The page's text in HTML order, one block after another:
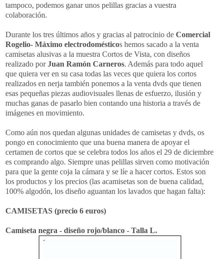
tampoco, podemos ganar unos pelillas gracias a vuestra
colaboración.
Durante los tres últimos años y gracias al patrocinio de Comercial
Rogelio- Máximo electrodomésticos hemos sacado a la venta
camisetas alusivas a la muestra Cortos de Vista, con diseños
realizado porJuan Ramón Carneros. Además para todo aquel
que quiera ver en su casa todas las veces que quiera los cortos
realizados en nerja también ponemos a la venta dvds que tienen
esas pequeñas piezas audiovisuales llenas de esfuerzo, ilusión y
muchas ganas de pasarlo bien contando una historia a través de
imágenes en movimiento.
Como aún nos quedan algunas unidades de camisetas y dvds, os
pongo en conocimiento que una buena manera de apoyar el
certamen de cortos que se celebra todos los años el 29 de diciembre
es comprando algo. Siempre unas pelillas sirven como motivación
para que la gente coja la cámara y se líe a hacer cortos. Estos son
los productos y los precios (las acamisetas son de buena calidad,
100% algodón, los diseño aguantan los lavados que hagan falta):
CAMISETAS (precio 6 euros)
Camiseta negra - diseño rojo/blanco - Talla L.